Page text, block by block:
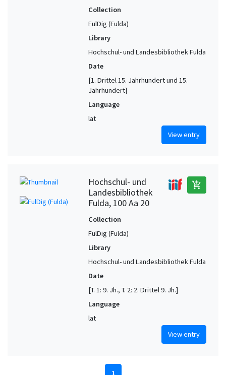
Collection
FulDig (Fulda)
Library
Hochschul- und Landesbibliothek Fulda
Date
[1. Drittel 15. Jahrhundert und 15.
Jahrhundert]
Language
lat
View entry
Hochschul- und
Landesbibliothek
Fulda, 100 Aa 20
add_shopping_cart
Collection
FulDig (Fulda)
Library
Hochschul- und Landesbibliothek Fulda
Date
[T. 1: 9. Jh., T. 2: 2. Drittel 9. Jh.]
Language
lat
View entry
1